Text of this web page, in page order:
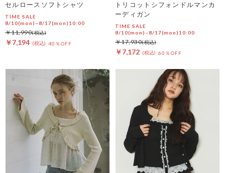
セルロースソフトシャツ
TIME SALE
8/10(mon)~8/17(mon)10:00
￥7,194 40％OFF
￥11,990
トリコットシフォンドルマンカ
ーディガン
TIME SALE
8/10(mon)~8/17(mon)10:00
￥7,172 60％OFF
￥17,930